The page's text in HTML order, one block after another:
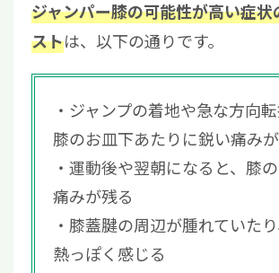
ジャンパー膝の可能性が高い症
ストは、以下の通りです。
ジャンプの着地や急な方向転
膝のお皿下あたりに鋭い痛み
運動後や翌朝になると、膝
痛みが残る
膝蓋腱の周辺が腫れていた
熱っぽく感じる